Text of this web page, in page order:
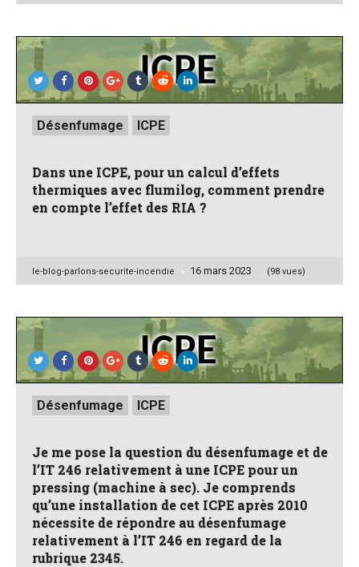
Posted
inDésenfumage ICPE
Dans une ICPE, pour un calcul d’effets
thermiques avec flumilog, comment prendre
en compte l’effet des RIA ?
Posted
le-blog-parlons-securite-incendie 16 mars 2023 (98 vues)
Posted
inDésenfumage ICPE
Je me pose la question du désenfumage et de
l’IT 246 relativement à une ICPE pour un
pressing (machine à sec). Je comprends
qu’une installation de cet ICPE après 2010
nécessite de répondre au désenfumage
relativement à l’IT 246 en regard de la
rubrique 2345.